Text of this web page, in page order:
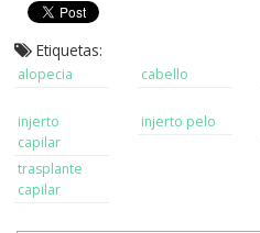
Etiquetas:
alopecia cabello
injerto
capilar
injerto pelo
trasplante
capilar